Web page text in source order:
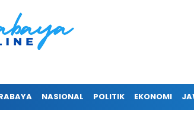
NASIONAL POLITIK EKONOMI